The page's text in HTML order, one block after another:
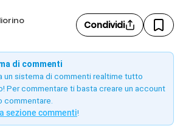
Condividi
di commenti
un sistema di commenti realtime tutto
Per commentare ti basta creare un account
commentare.
sezione commenti!